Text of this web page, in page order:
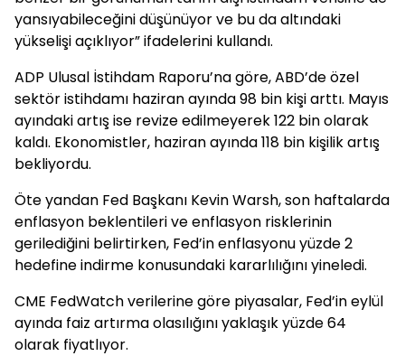
yansıyabileceğini düşünüyor ve bu da altındaki
yükselişi açıklıyor” ifadelerini kullandı.
ADP Ulusal İstihdam Raporu’na göre, ABD’de özel
sektör istihdamı haziran ayında 98 bin kişi arttı. Mayıs
ayındaki artış ise revize edilmeyerek 122 bin olarak
kaldı. Ekonomistler, haziran ayında 118 bin kişilik artış
bekliyordu.
Öte yandan Fed Başkanı Kevin Warsh, son haftalarda
enflasyon beklentileri ve enflasyon risklerinin
gerilediğini belirtirken, Fed’in enflasyonu yüzde 2
hedefine indirme konusundaki kararlılığını yineledi.
CME FedWatch verilerine göre piyasalar, Fed’in eylül
ayında faiz artırma olasılığını yaklaşık yüzde 64
olarak fiyatlıyor.